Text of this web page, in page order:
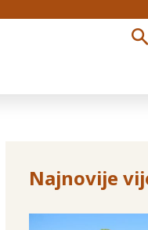
Najnovije